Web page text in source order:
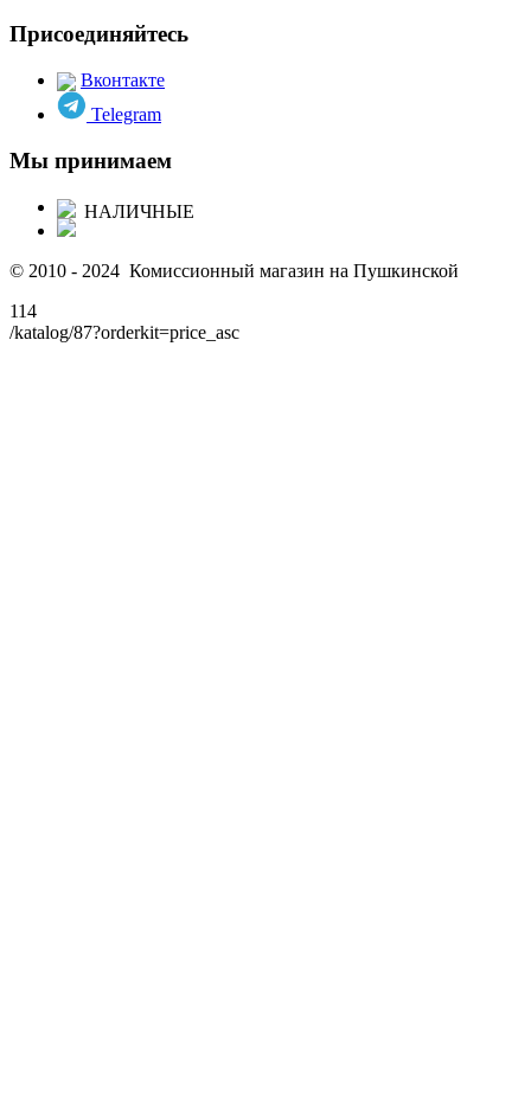
Присоединяйтесь
Вконтакте
Telegram
Мы принимаем
НАЛИЧНЫЕ
© 2010 - 2024 Комиссионный магазин на Пушкинской
114
/katalog/87?orderkit=price_asc